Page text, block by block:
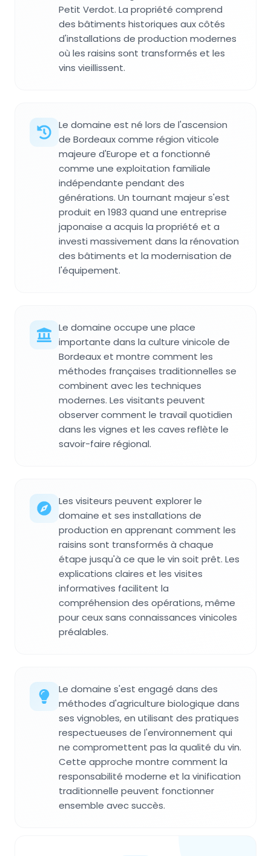
Petit Verdot. La propriété comprend
des bâtiments historiques aux côtés
d'installations de production modernes
où les raisins sont transformés et les
vins vieillissent.
Le domaine est né lors de l'ascension
de Bordeaux comme région viticole
majeure d'Europe et a fonctionné
comme une exploitation familiale
indépendante pendant des
générations. Un tournant majeur s'est
produit en 1983 quand une entreprise
japonaise a acquis la propriété et a
investi massivement dans la rénovation
des bâtiments et la modernisation de
l'équipement.
Le domaine occupe une place
importante dans la culture vinicole de
Bordeaux et montre comment les
méthodes françaises traditionnelles se
combinent avec les techniques
modernes. Les visitants peuvent
observer comment le travail quotidien
dans les vignes et les caves reflète le
savoir-faire régional.
Les visiteurs peuvent explorer le
domaine et ses installations de
production en apprenant comment les
raisins sont transformés à chaque
étape jusqu'à ce que le vin soit prêt. Les
explications claires et les visites
informatives facilitent la
compréhension des opérations, même
pour ceux sans connaissances vinicoles
préalables.
Le domaine s'est engagé dans des
méthodes d'agriculture biologique dans
ses vignobles, en utilisant des pratiques
respectueuses de l'environnement qui
ne compromettent pas la qualité du vin.
Cette approche montre comment la
responsabilité moderne et la vinification
traditionnelle peuvent fonctionner
ensemble avec succès.